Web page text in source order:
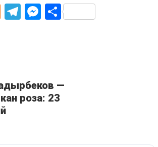
Odnoklassniki
Telegram
Messenger
Share
—
роза: 23